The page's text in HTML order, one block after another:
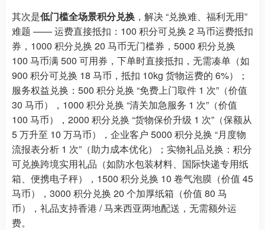
其次是低门槛全场景积分兑换 ，解决 “兑换难、福利无用”
难题 —— 运费直接抵扣：100 积分可兑换 2 马币运费抵扣
券，1000 积分兑换 20 马币无门槛券，5000 积分兑换
100 马币满 500 可用券，下单时直接抵扣，无需凑单（如
900 积分可兑换 18 马币，抵扣 10kg 货物运费的 6%）；
服务权益兑换：500 积分兑换 “免费上门取件 1 次”（价值
30 马币），1000 积分兑换 “清关加急服务 1 次”（价值
100 马币），2000 积分兑换 “货物保价升级 1 次”（保额从
5 万升至 10 万马币），企业客户 5000 积分兑换 “月度物
流报表分析 1 次”（助力成本优化）；实物礼品兑换：积分
可兑换跨境实用礼品（如防水包装材料、国际快递专用纸
箱、便携电子秤），1500 积分兑换 10 卷气泡膜（价值 45
马币），3000 积分兑换 20 个加厚纸箱（价值 80 马
币），礼品支持香港 / 马来西亚两地配送，无需额外运
费。